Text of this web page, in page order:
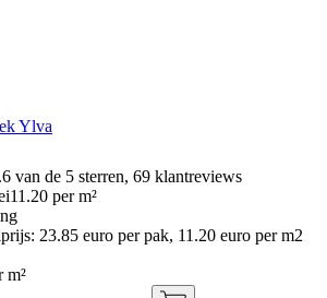
Ylva
van de 5 sterren, 69 klantreviews
11.20 per m²
23.85 euro per pak, 11.20 euro per m2
m²